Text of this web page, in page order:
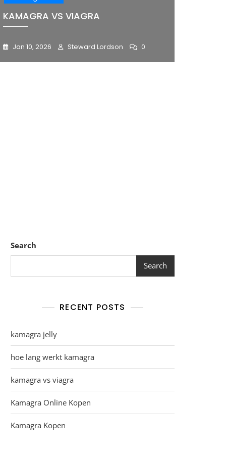
KAMAGRA VS VIAGRA
Jan 10, 2026 Steward Lordson 0
Search
Search
RECENT POSTS
kamagra jelly
hoe lang werkt kamagra
kamagra vs viagra
Kamagra Online Kopen
Kamagra Kopen